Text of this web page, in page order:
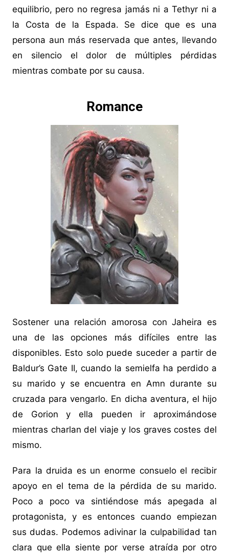
equilibrio, pero no regresa jamás ni a Tethyr ni a
la Costa de la Espada. Se dice que es una
persona aun más reservada que antes, llevando
en silencio el dolor de múltiples pérdidas
mientras combate por su causa.
Romance
Sostener una relación amorosa con Jaheira es
una de las opciones más difíciles entre las
disponibles. Esto solo puede suceder a partir de
Baldur’s Gate II, cuando la semielfa ha perdido a
su marido y se encuentra en Amn durante su
cruzada para vengarlo. En dicha aventura, el hijo
de Gorion y ella pueden ir aproximándose
mientras charlan del viaje y los graves costes del
mismo.
Para la druida es un enorme consuelo el recibir
apoyo en el tema de la pérdida de su marido.
Poco a poco va sintiéndose más apegada al
protagonista, y es entonces cuando empiezan
sus dudas. Podemos adivinar la culpabilidad tan
clara que ella siente por verse atraída por otro